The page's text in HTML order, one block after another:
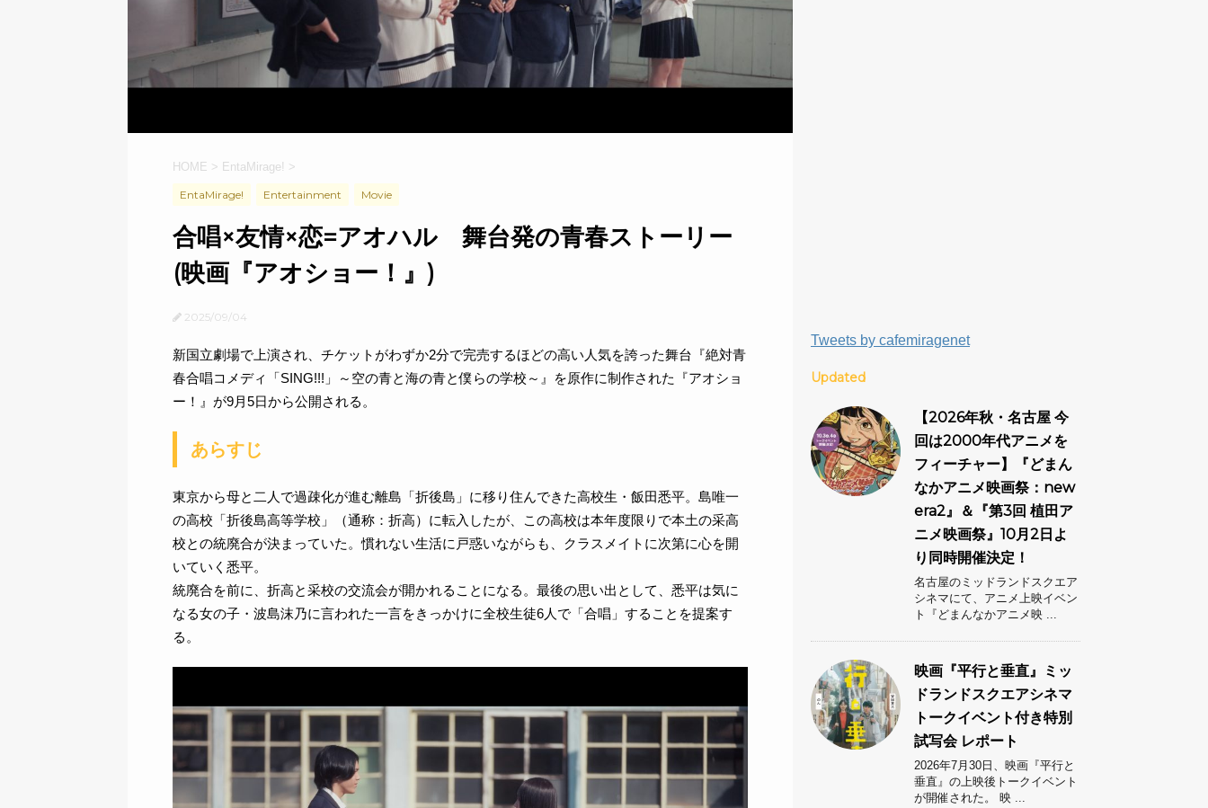
HOME > EntaMirage! >
EntaMirage! Entertainment Movie
合唱×友情×恋=アオハル 舞台発の青春ストーリー
(映画『アオショー！』)
2025/09/04
新国立劇場で上演され、チケットがわずか2分で完売するほどの高い人気を誇った舞台『絶対青
春合唱コメディ「SING!!!」～空の青と海の青と僕らの学校～』を原作に制作された『アオショ
ー！』が9月5日から公開される。
あらすじ
東京から母と二人で過疎化が進む離島「折後島」に移り住んできた高校生・飯田悉平。島唯一
の高校「折後島高等学校」（通称：折高）に転入したが、この高校は本年度限りで本土の采高
校との統廃合が決まっていた。慣れない生活に戸惑いながらも、クラスメイトに次第に心を開
いていく悉平。
統廃合を前に、折高と采校の交流会が開かれることになる。最後の思い出として、悉平は気に
なる女の子・波島沫乃に言われた一言をきっかけに全校生徒6人で「合唱」することを提案す
る。
Tweets by cafemiragenet
Updated
【2026年秋・名古屋 今
回は2000年代アニメを
フィーチャー】『どまん
なかアニメ映画祭：new
era2』＆『第3回 植田ア
ニメ映画祭』10月2日よ
り同時開催決定！
名古屋のミッドランドスクエア
シネマにて、アニメ上映イベン
ト『どまんなかアニメ映 ...
映画『平行と垂直』ミッ
ドランドスクエアシネマ
トークイベント付き特別
試写会 レポート
2026年7月30日、映画『平行と
垂直』の上映後トークイベント
が開催された。 映 ...